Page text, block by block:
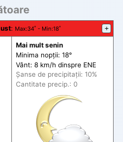
: Max:34˚ - Min:18˚ +
Mai mult senin
Minima nopții: 18°
Vânt: 8 km/h dinspre ENE
Șanse de precipitații: 10%
Cantitate precip.: 0